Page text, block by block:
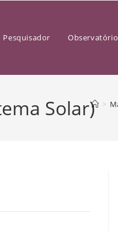
Pesquisador Observatório
Solar) >